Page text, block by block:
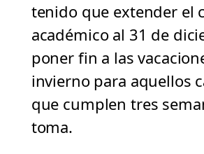
tenido que extender el
académico al 31 de
poner fin a las
invierno para aquellos
que cumplen tres
toma.